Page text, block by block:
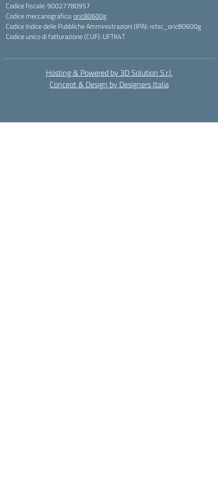
Codice fiscale: 90027780957
Codice meccanografico:oric80600g
Codice Indice delle Pubbliche Amministrazioni (IPA): istsc_oric80600g
Codice unico di fatturazione (CUF): UFTK4T
Hosting & Powered by 3D Solution S.r.l.
Concept & Design by Designers Italia